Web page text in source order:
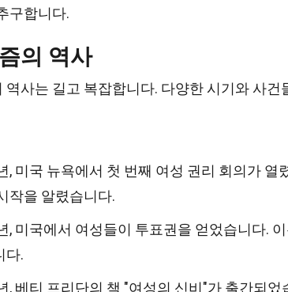
구합니다.
의 역사
역사는 길고 복잡합니다. 다양한 시기와 사건
, 미국 뉴욕에서 첫 번째 여성 권리 회의가 열
작을 알렸습니다.
, 미국에서 여성들이 투표권을 얻었습니다.
다.
, 베티 프리단의 책 "여성의 신비"가 출간되었